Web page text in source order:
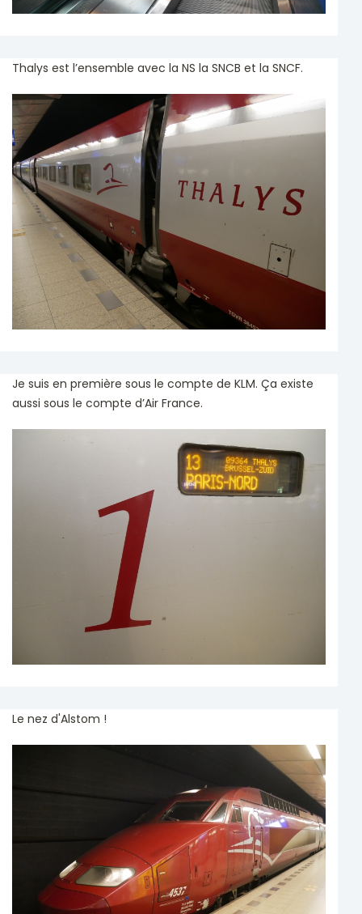
Thalys est l’ensemble avec la NS la SNCB et la SNCF.
Je suis en première sous le compte de KLM. Ça existe
aussi sous le compte d’Air France.
Le nez d'Alstom !